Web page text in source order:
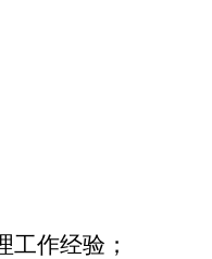
作经验；